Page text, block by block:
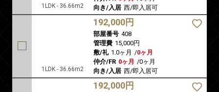
1LDK - 36.66m2
向き/入居 西/即入居可
1LDK - 36.66m2
192,000円
部屋番号 408
管理費 15,000円
敷/礼 1.0ヶ月 /0ヶ月
仲介/FR 0ヶ月 /0ヶ月
向き/入居 西/即入居可
192,000円